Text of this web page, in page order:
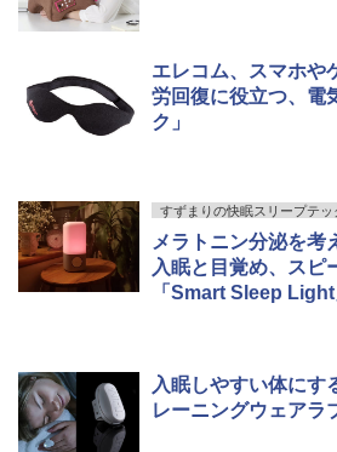
エレコム、スマホや
労回復に役立つ、電
ク」
すずまりの快眠スリープテッ
メラトニン分泌を考
入眠と目覚め、スピ
「Smart Sleep Light
入眠しやすい体にす
レーニングウェアラ